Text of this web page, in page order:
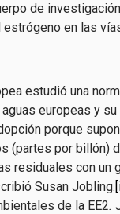
de
en las
estudió una
europeas y
porque
(partes por billón)
residuales con un
Susan Jobling.
de la EE2.